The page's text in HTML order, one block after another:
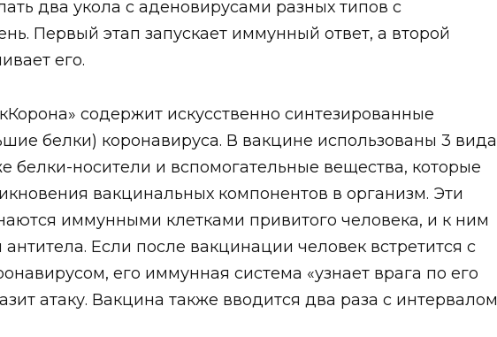
два укола с аденовирусами разных типов с
Первый этап запускает иммунный ответ, а второй
его.
содержит искусственно синтезированные
белки) коронавируса. В вакцине использованы 3 вида
белки-носители и вспомогательные вещества, которые
вакцинальных компонентов в организм. Эти
иммунными клетками привитого человека, и к ним
Если после вакцинации человек встретится с
его иммунная система «узнает врага по его
атаку. Вакцина также вводится два раза с интервалом